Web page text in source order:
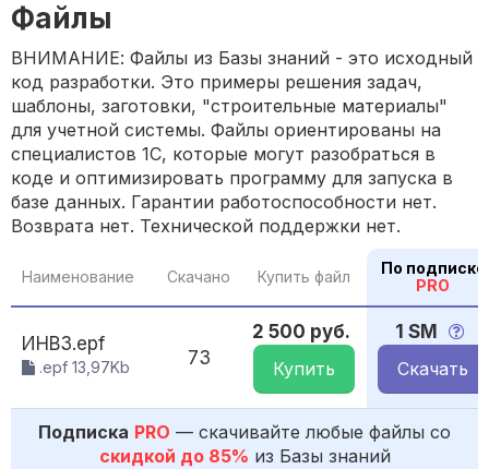
Файлы
ВНИМАНИЕ: Файлы из Базы знаний - это исходный
код разработки. Это примеры решения задач,
шаблоны, заготовки, "строительные материалы"
для учетной системы. Файлы ориентированы на
специалистов 1С, которые могут разобраться в
коде и оптимизировать программу для запуска в
базе данных. Гарантии работоспособности нет.
Возврата нет. Технической поддержки нет.
Наименование Скачано Купить файл
По подписке
PRO
ИНВ3.epf
.epf 13,97Kb 73
2 500 руб.
Купить
1 SM
Скачать
Подписка PRO — скачивайте любые файлы со
скидкой до 85% из Базы знаний